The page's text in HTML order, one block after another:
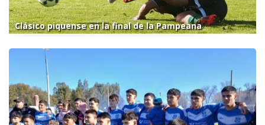
Clásico piquense en la final de la Pampeana